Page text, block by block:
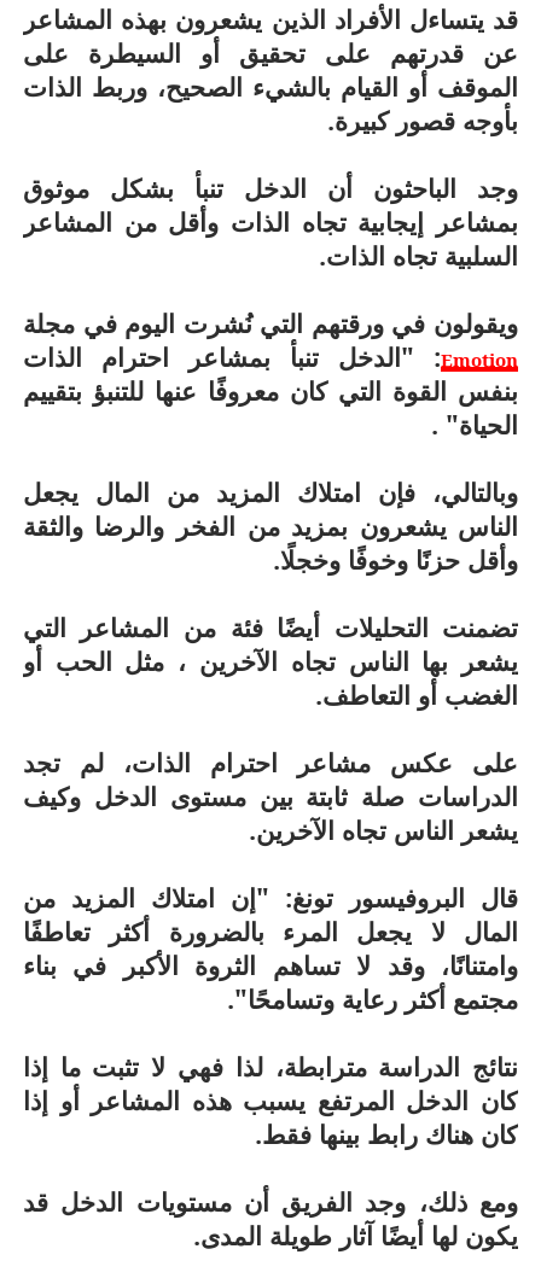
قد يتساءل الأفراد الذين يشعرون بهذه المشاعر
عن قدرتهم على تحقيق أو السيطرة على
الموقف أو القيام بالشيء الصحيح، وربط الذات
بأوجه قصور كبيرة.
وجد الباحثون أن الدخل تنبأ بشكل موثوق
بمشاعر إيجابية تجاه الذات وأقل من المشاعر
السلبية تجاه الذات.
ويقولون في ورقتهم التي نُشرت اليوم في مجلة
Emotion: "الدخل تنبأ بمشاعر احترام الذات
بنفس القوة التي كان معروفًا عنها للتنبؤ بتقييم
الحياة" .
وبالتالي، فإن امتلاك المزيد من المال يجعل
الناس يشعرون بمزيد من الفخر والرضا والثقة
وأقل حزنًا وخوفًا وخجلًا.
تضمنت التحليلات أيضًا فئة من المشاعر التي
يشعر بها الناس تجاه الآخرين ، مثل الحب أو
الغضب أو التعاطف.
على عكس مشاعر احترام الذات، لم تجد
الدراسات صلة ثابتة بين مستوى الدخل وكيف
يشعر الناس تجاه الآخرين.
قال البروفيسور تونغ: "إن امتلاك المزيد من
المال لا يجعل المرء بالضرورة أكثر تعاطفًا
وامتنانًا، وقد لا تساهم الثروة الأكبر في بناء
مجتمع أكثر رعاية وتسامحًا".
نتائج الدراسة مترابطة، لذا فهي لا تثبت ما إذا
كان الدخل المرتفع يسبب هذه المشاعر أو إذا
كان هناك رابط بينها فقط.
ومع ذلك، وجد الفريق أن مستويات الدخل قد
يكون لها أيضًا آثار طويلة المدى.